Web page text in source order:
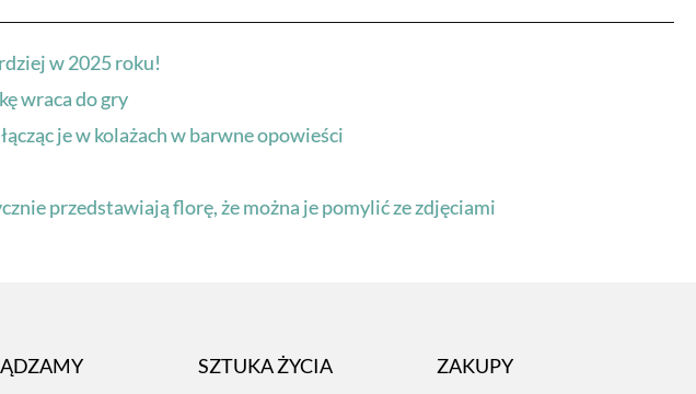
w 2025 roku!
wraca do gry
je w kolażach w barwne opowieści
przedstawiają florę, że można je pomylić ze zdjęciami
SZTUKA ŻYCIA ZAKUPY